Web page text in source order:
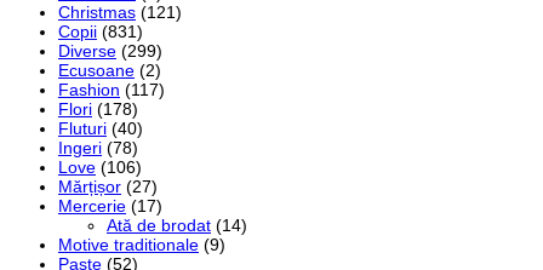
Christmas (121)
Copii (831)
Diverse (299)
Ecusoane (2)
Fashion (117)
Flori (178)
Fluturi (40)
Ingeri (78)
Love (106)
Mărțișor (27)
Mercerie (17)
Ată de brodat (14)
Motive traditionale (9)
Paște (52)